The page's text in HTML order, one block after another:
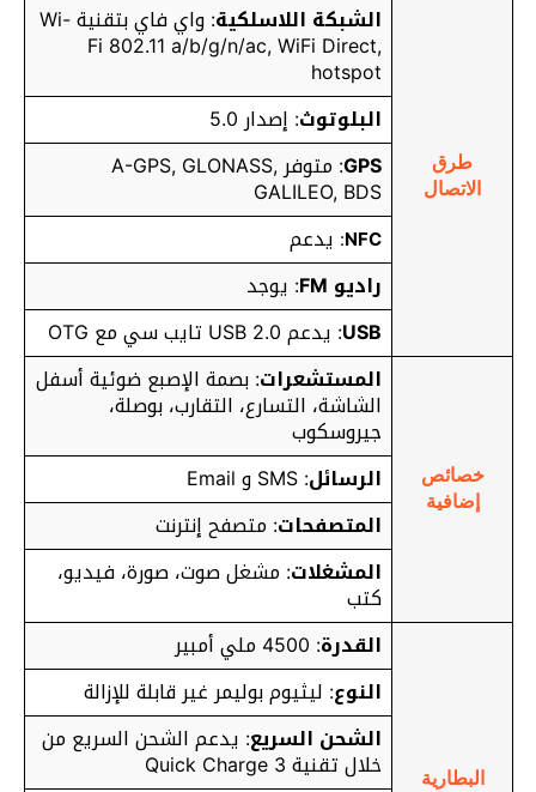
طرق
الاتصال
الشبكة اللاسلكية : واي فاي بتقنية Wi-
Fi 802.11 a/b/g/n/ac, WiFi Direct,
hotspot
البلوتوث: إصدار 5.0
GPS
: متوفر A-GPS, GLONASS,
GALILEO, BDS
NFC
: يدعم
راديو FM
: يوجد
USB: يدعم USB 2.0 تايب سي مع OTG
خصائص
إضافية
المستشعرات: بصمة الإصبع ضوئية أسفل
الشاشة، التسارع، التقارب، بوصلة،
جيروسكوب
الرسائل: SMS و Email
المتصفحات: متصفح إنترنت
المشغلات: مشغل صوت، صورة، فيديو،
كتب
البطارية
القدرة: 4500 ملي أمبير
النوع: ليثيوم بوليمر غير قابلة للإزالة
الشحن السريع: يدعم الشحن السريع من
خلال تقنية Quick Charge 3